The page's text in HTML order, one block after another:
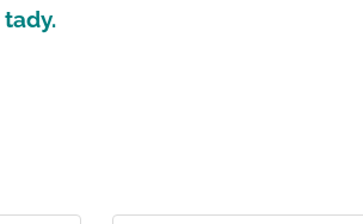
tady.